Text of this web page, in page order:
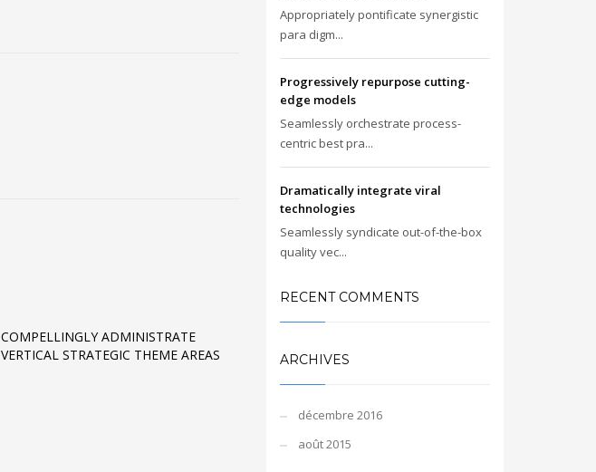
COMPELLINGLY ADMINISTRATE
VERTICAL STRATEGIC THEME AREAS
Appropriately pontificate synergistic
para digm...
Progressively repurpose cutting-
edge models
Seamlessly orchestrate process-
centric best pra...
Dramatically integrate viral
technologies
Seamlessly syndicate out-of-the-box
quality vec...
RECENT COMMENTS
ARCHIVES
décembre 2016
août 2015